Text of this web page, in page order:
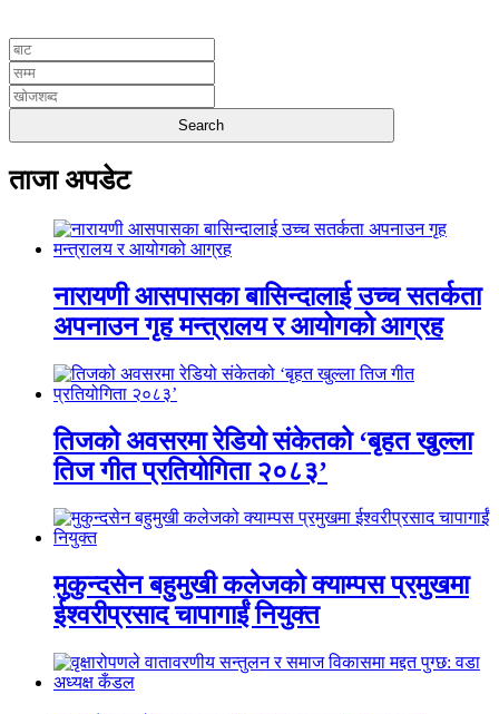
ताजा अपडेट
नारायणी आसपासका बासिन्दालाई उच्च सतर्कता
अपनाउन गृह मन्त्रालय र आयोगको आग्रह
तिजको अवसरमा रेडियो संकेतको ‘बृहत खुल्ला
तिज गीत प्रतियोगिता २०८३’
मुकुन्दसेन बहुमुखी कलेजको क्याम्पस प्रमुखमा
ईश्वरीप्रसाद चापागाईं नियुक्त